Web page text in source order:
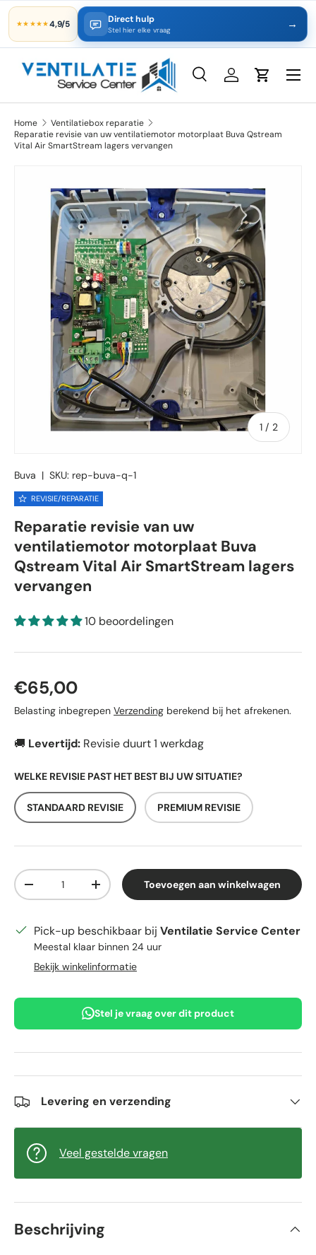
Ga naar inhoud
★★★★★4,9/5 Direct hulp
Stel hier elke vraag →
Zoeken
Productsoort
ZoekenInloggen
Home
Ventilatiebox reparatie
Reparatie revisie van uw ventilatiemotor motorplaat Buva Qstream
Vital Air SmartStream lagers vervangen
Ga direct naar productinformatie
1 / van
2
Buva | SKU: rep-buva-q-1
REVISIE/REPARATIE
Reparatie revisie van uw
ventilatiemotor motorplaat Buva
Qstream Vital Air SmartStream lagers
vervangen
10 beoordelingen
Reguliere prijs
€65,00
Belasting inbegrepen Verzending berekend bij het afrekenen.
🚚 Levertijd: Revisie duurt 1 werkdag
WELKE REVISIE PAST HET BEST BIJ UW SITUATIE?
STANDAARD REVISIE PREMIUM REVISIE
Aantal
Verlaag de hoeveelheidVerhoog de hoeveelheid
Toevoegen aan winkelwagen
Pick-up beschikbaar bij Ventilatie Service Center
Meestal klaar binnen 24 uur
Bekijk winkelinformatie
Stel je vraag over dit product
Levering en verzending
Veel gestelde vragen
Beschrijving